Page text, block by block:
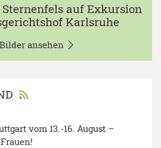
auf Exkursion
Karlsruhe
ansehen
vom 13.-16. August –